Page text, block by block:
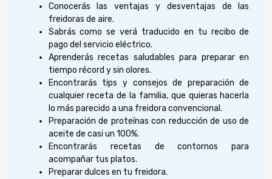
Conocerás las ventajas y desventajas de las
freidoras de aire.
Sabrás como se verá traducido en tu recibo de
pago del servicio eléctrico.
Aprenderás recetas saludables para preparar en
tiempo récord y sin olores.
Encontrarás tips y consejos de preparación de
cualquier receta de la familia, que quieras hacerla
lo más parecido a una freidora convencional.
Preparación de proteínas con reducción de uso de
aceite de casi un 100%.
Encontrarás recetas de contornos para
acompañar tus platos.
Preparar dulces en tu freidora.